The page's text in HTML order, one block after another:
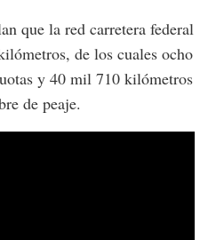
que la red carretera federal
de los cuales ocho
y 40 mil 710 kilómetros
de peaje.